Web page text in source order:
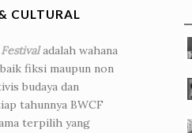
CULTURAL
adalah wahana
fiksi maupun non
budaya dan
tahunnya BWCF
terpilih yang